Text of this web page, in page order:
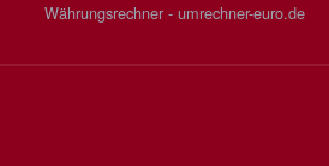
Währungsrechner - umrechner-euro.de